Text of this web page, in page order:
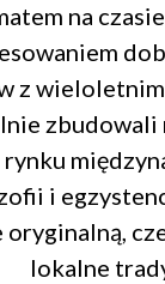
na
z
zbudowali
rynku
i
lokalne